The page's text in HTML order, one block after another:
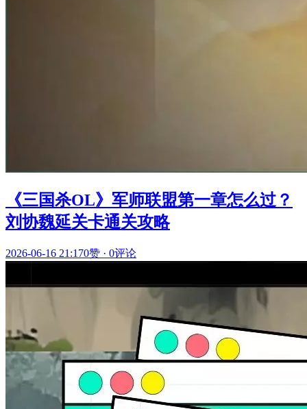
《三国杀OL》军师联盟第一章怎么过？
刘协魏延关卡通关攻略
2026-06-16 21:170赞 · 0评论